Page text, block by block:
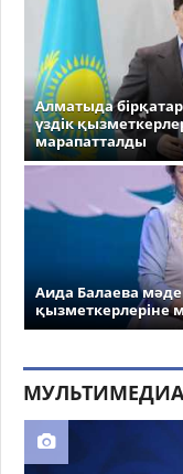
Алматыда
үздік
марапатталды
Аида Балаева
қызметкерлеріне
МУЛЬТИМЕДИА